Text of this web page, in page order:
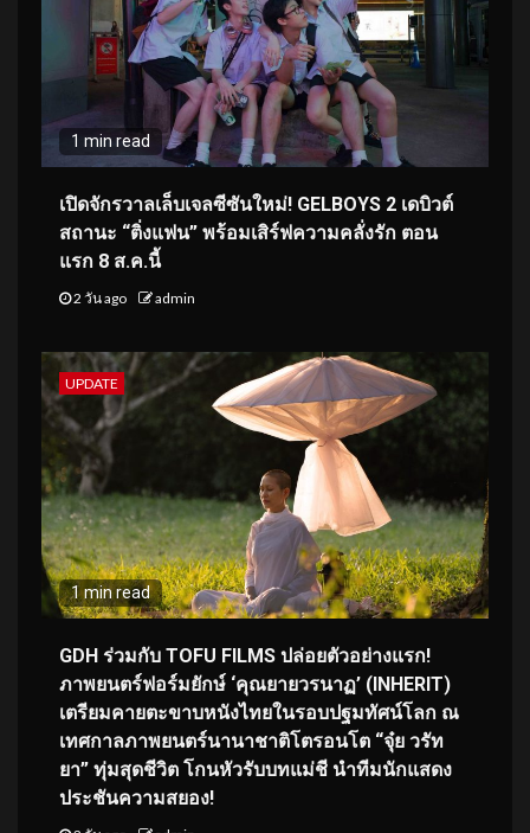
1 min read
เปิดจักรวาลเล็บเจลซีซันใหม่! GELBOYS 2 เดบิวต์
สถานะ “ติ่งแฟน” พร้อมเสิร์ฟความคลั่งรัก ตอน
แรก 8 ส.ค.นี้
2 วัน ago admin
UPDATE
1 min read
GDH ร่วมกับ TOFU FILMS ปล่อยตัวอย่างแรก!
ภาพยนตร์ฟอร์มยักษ์ ‘คุณยายวรนาฏ’ (INHERIT)
เตรียมคายตะขาบหนังไทยในรอบปฐมทัศน์โลก ณ
เทศกาลภาพยนตร์นานาชาติโตรอนโต “จุ๋ย วรัท
ยา” ทุ่มสุดชีวิต โกนหัวรับบทแม่ชี นำทีมนักแสดง
ประชันความสยอง!